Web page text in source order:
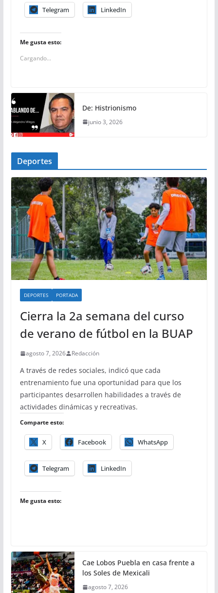
Telegram LinkedIn
Me gusta esto:
Cargando...
De: Histrionismo
junio 3, 2026
Deportes
DEPORTES PORTADA
Cierra la 2a semana del curso
de verano de fútbol en la BUAP
agosto 7, 2026 Redacción
A través de redes sociales, indicó que cada
entrenamiento fue una oportunidad para que los
participantes desarrollen habilidades a través de
actividades dinámicas y recreativas.
Comparte esto:
X Facebook WhatsApp
Telegram LinkedIn
Me gusta esto:
Cae Lobos Puebla en casa frente a
los Soles de Mexicali
agosto 7, 2026